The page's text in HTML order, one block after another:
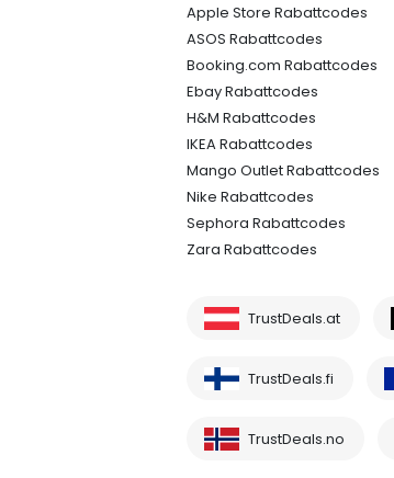
Apple Store Rabattcodes
ASOS Rabattcodes
Booking.com Rabattcodes
Ebay Rabattcodes
H&M Rabattcodes
IKEA Rabattcodes
Mango Outlet Rabattcodes
Nike Rabattcodes
Sephora Rabattcodes
Zara Rabattcodes
TrustDeals.at
TrustDeals.fi
TrustDeals.no